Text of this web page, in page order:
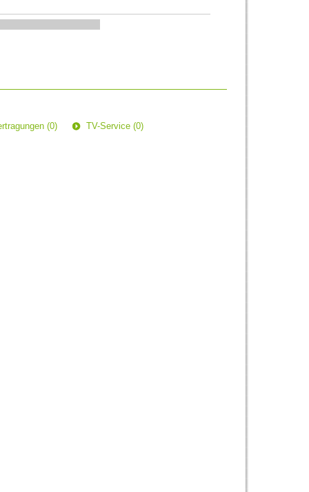
(0) TV-Service (0)